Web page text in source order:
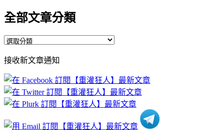
全部文章分類
全
文
章
分
類
接收新文章通知